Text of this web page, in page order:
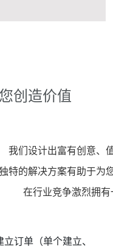
创造价值
我们设计出富有创意、
特的解决方案有助于为
在行业竞争激烈拥
订单（单个建立、